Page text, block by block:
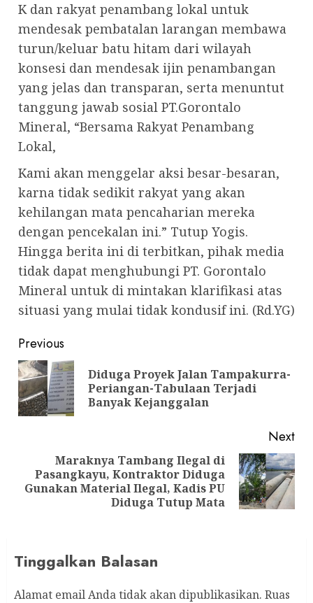
K dan rakyat penambang lokal untuk
mendesak pembatalan larangan membawa
turun/keluar batu hitam dari wilayah
konsesi dan mendesak ijin penambangan
yang jelas dan transparan, serta menuntut
tanggung jawab sosial PT.Gorontalo
Mineral, “Bersama Rakyat Penambang
Lokal,
Kami akan menggelar aksi besar-besaran,
karna tidak sedikit rakyat yang akan
kehilangan mata pencaharian mereka
dengan pencekalan ini.” Tutup Yogis.
Hingga berita ini di terbitkan, pihak media
tidak dapat menghubungi PT. Gorontalo
Mineral untuk di mintakan klarifikasi atas
situasi yang mulai tidak kondusif ini. (Rd.YG)
Post
navigation
Previous
Diduga Proyek Jalan Tampakurra-
Periangan-Tabulaan Terjadi
Banyak Kejanggalan
Next
Next
post:
Maraknya Tambang Ilegal di
Pasangkayu, Kontraktor Diduga
Gunakan Material Ilegal, Kadis PU
Diduga Tutup Mata
Tinggalkan Balasan
Alamat email Anda tidak akan dipublikasikan. Ruas